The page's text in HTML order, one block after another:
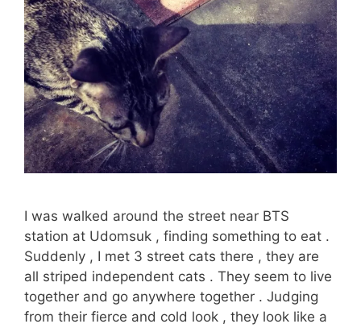
I was walked around the street near BTS
station at Udomsuk , finding something to eat .
Suddenly , I met 3 street cats there , they are
all striped independent cats . They seem to live
together and go anywhere together . Judging
from their fierce and cold look , they look like a